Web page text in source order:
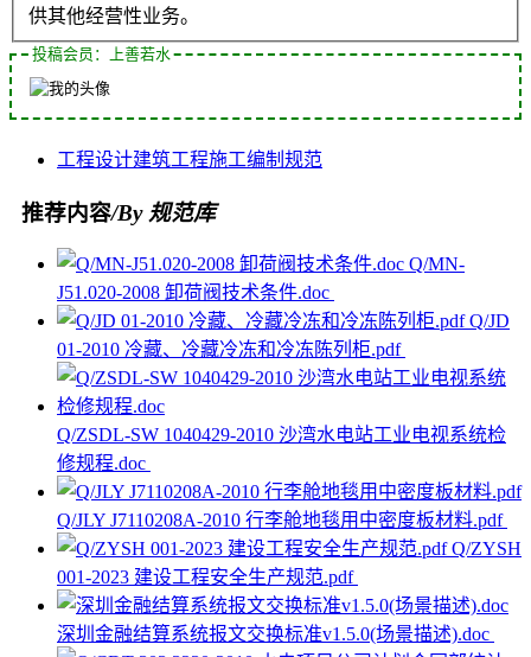
供其他经营性业务。
投稿会员：上善若水
工程设计建筑工程施工编制 规范
推荐内容/By 规范库
Q/MN-
J51.020-2008 卸荷阀技术条件.doc
Q/JD
01-2010 冷藏、冷藏冷冻和冷冻陈列柜.pdf
Q/ZSDL-SW 1040429-2010 沙湾水电站工业电视系统检
修规程.doc
Q/JLY J7110208A-2010 行李舱地毯用中密度板材料.pdf
Q/ZYSH
001-2023 建设工程安全生产规范.pdf
深圳金融结算系统报文交换标准v1.5.0(场景描述).doc